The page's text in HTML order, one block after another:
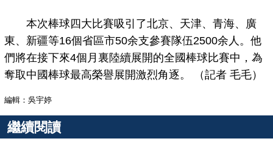
本次棒球四大比賽吸引了北京、天津、青海、廣
東、新疆等16個省區市50余支參賽隊伍2500余人。他
們將在接下來4個月裏陸續展開的全國棒球比賽中，為
奪取中國棒球最高榮譽展開激烈角逐。 （記者 毛毛）
編輯：吳宇婷
繼續閱讀